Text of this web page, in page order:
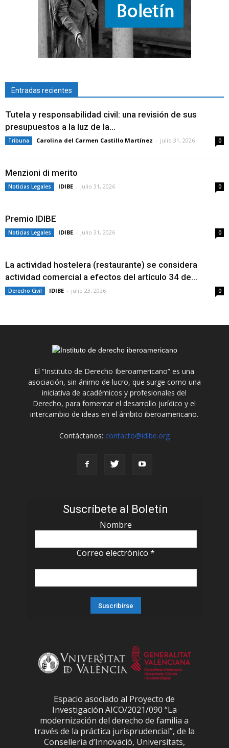
Entradas recientes
Tutela y responsabilidad civil: una revisión de sus
presupuestos a la luz de la...
Tribuna Carolina del Carmen Castillo Martínez - julio 31, 2026 0
Menzioni di merito
Noticias Legales IDIBE - julio 31, 2026 0
Premio IDIBE
Noticias Legales IDIBE - julio 31, 2026 0
La actividad hostelera (restaurante) se considera
actividad comercial a efectos del artículo 34 de...
Derecho Civil IDIBE - julio 23, 2026 0
El “Instituto de Derecho Iberoamericano” es una
asociación, sin ánimo de lucro, que surge como una
iniciativa de académicos y profesionales del
Derecho, para fomentar el desarrollo jurídico y el
intercambio de ideas en el ámbito iberoamericano.
Contáctanos: contacto@idibe.org
Suscríbete al Boletín
Nombre
Correo electrónico *
Espacio asociado al Proyecto de
Investigación AICO/2021/090 “La
modernización del derecho de familia a
través de la práctica jurisprudencial”, de la
Conselleria d’Innovació, Universitats,